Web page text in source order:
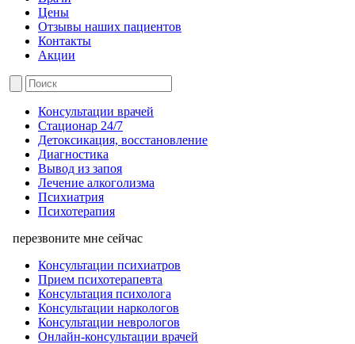
Цены
Отзывы наших пациентов
Контакты
Акции
Консультации врачей
Стационар 24/7
Детоксикация, восстановление
Диагностика
Вывод из запоя
Лечение алкоголизма
Психиатрия
Психотерапия
перезвоните мне сейчас
Консультации психиатров
Прием психотерапевта
Консультация психолога
Консультации наркологов
Консультации неврологов
Онлайн-консультации врачей